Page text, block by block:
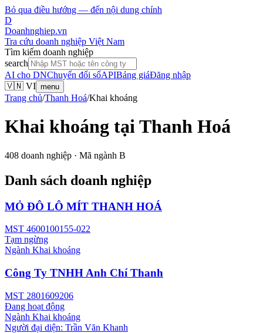
Bỏ qua điều hướng — đến nội dung chính
D
Doanhnghiep.vn
Tra cứu doanh nghiệp Việt Nam
Tìm kiếm doanh nghiệp
search
AI cho DNChuyển đổi sốAPIBảng giáĐăng nhập
🇻🇳 VI menu
Trang chủ/Thanh Hoá/Khai khoáng
Khai khoáng tạiThanh Hoá
408 doanh nghiệp · Mã ngành B
Danh sách doanh nghiệp
MỎ ĐÔ LÔ MÍT THANH HOÁ
MST 4600100155-022
Tạm ngừng
Ngành Khai khoáng
Công Ty TNHH Anh Chí Thanh
MST 2801609206
Đang hoạt động
Ngành Khai khoáng
Người đại diện: Trần Văn Khanh